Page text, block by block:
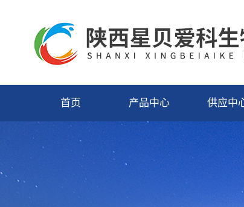
首页 产品中心 供应中